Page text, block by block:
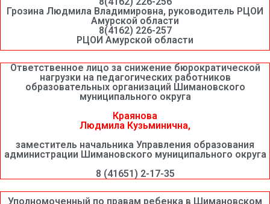
Грозина Людмила Владимировна, руководитель РЦОИ
Амурской области
8(4162) 226-257
РЦОИ Амурской области
Ответственное лицо за снижение бюрократической
нагрузки на педагогических работников
образовательных организаций Шимановского
муниципального округа
Краянова
Людмила Кузьминична,
заместитель начальника Управления образования
администрации Шимановского муниципального округа
8 (41651) 2-17-35
Уполномоченный по правам ребенка в Шимановском